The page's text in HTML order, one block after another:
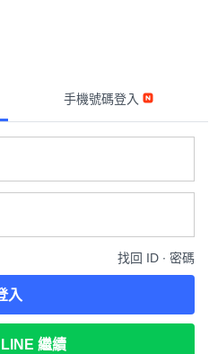
手機號碼登入
找回 ID ∙ 密碼
入
繼續